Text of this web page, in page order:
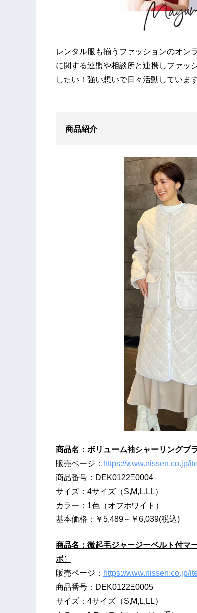
レンタル服も揃うファッションのオン
に関する連盟や相談所と連携しファッ
したい！強い想いで日々活動しています
商品紹介
商品名：ボリューム袖シャーリングブ
販売ページ： https://www.nissen.co.jp/
商品番号：DEK0122E0004
サイズ：4サイズ（S,M,L,LL）
カラー：1色（オフホワイト）
基本価格：￥5,489～￥6,039(税込)
商品名：微起毛ジャージーベルト付マ
ボ）
販売ページ： https://www.nissen.co.jp/
商品番号：DEK0122E0005
サイズ：4サイズ（S,M,L,LL）